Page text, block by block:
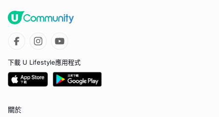
下載 U Lifestyle應用程式
關於